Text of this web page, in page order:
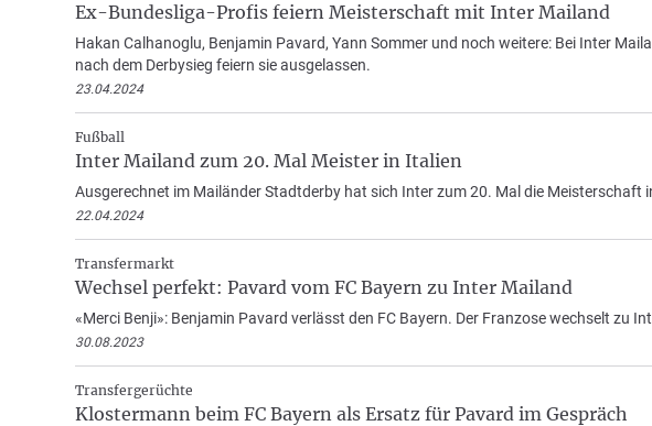
Ex-Bundesliga-Profis feiern Meisterschaft mit Inter Mailand
Hakan Calhanoglu, Benjamin Pavard, Yann Sommer und noch weitere: Bei Inter
nach dem Derbysieg feiern sie ausgelassen.
23.04.2024
Fußball
Inter Mailand zum 20. Mal Meister in Italien
Ausgerechnet im Mailänder Stadtderby hat sich Inter zum 20. Mal die
22.04.2024
Transfermarkt
Wechsel perfekt: Pavard vom FC Bayern zu Inter Mailand
«Merci Benji»: Benjamin Pavard verlässt den FC Bayern. Der Franzose wechselt zu
30.08.2023
Transfergerüchte
Klostermann beim FC Bayern als Ersatz für Pavard im Gespräch